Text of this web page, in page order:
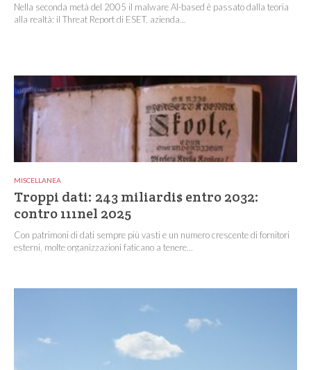
Nella seconda metà del 2005 il malware AI-based è passato dalla teoria
alla realtà: il Threat Report di ESET, azienda...
MISCELLANEA
Troppi dati: 243 miliardi$ entro 2032:
contro 111nel 2025
Con patrimoni di dati sempre più vasti e un numero crescente di fornitori
esterni, molte organizzazioni faticano a tenere...